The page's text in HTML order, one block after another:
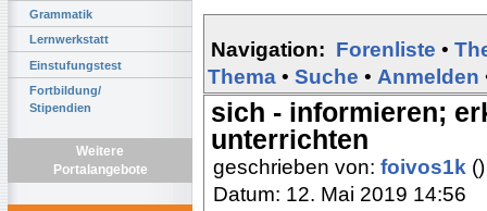
Grammatik
Lernwerkstatt
Einstufungstest
Fortbildung/
Stipendien
Weitere
Portalangebote
Navigation: Forenliste •
Thema • Suche • Anmelden
sich - informieren;
unterrichten
geschrieben von: foivos1k ()
Datum: 12. Mai 2019 14:56